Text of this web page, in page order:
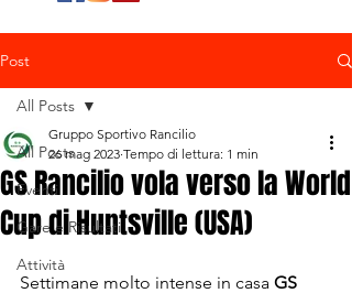
Post
All Posts
Eventi
Gare e Risultati
Attività
All Posts
GS Rancilio vola verso la World
Cup di Huntsville (USA)
Gruppo Sportivo Rancilio
26 mag 2023 Tempo di lettura: 1 min
Settimane molto intense in casa GS